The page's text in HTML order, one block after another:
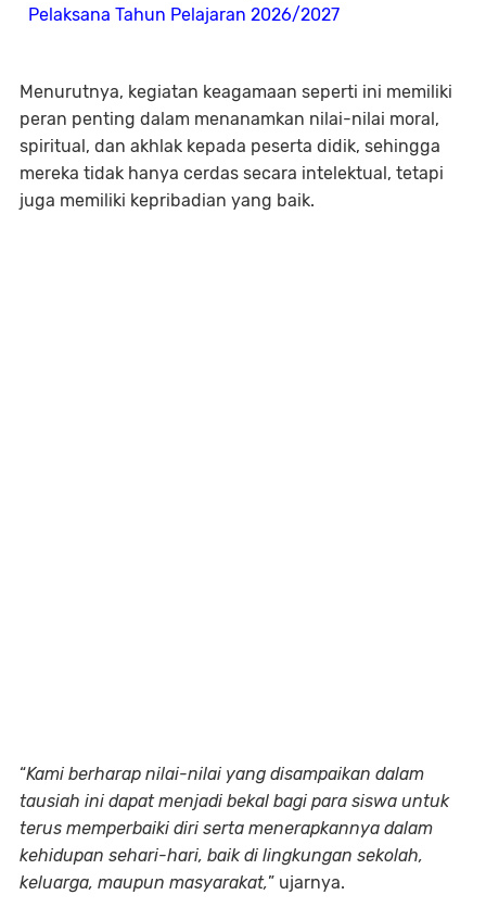
Pelaksana Tahun Pelajaran 2026/2027
Menurutnya, kegiatan keagamaan seperti ini memiliki
peran penting dalam menanamkan nilai-nilai moral,
spiritual, dan akhlak kepada peserta didik, sehingga
mereka tidak hanya cerdas secara intelektual, tetapi
juga memiliki kepribadian yang baik.
“Kami berharap nilai-nilai yang disampaikan dalam
tausiah ini dapat menjadi bekal bagi para siswa untuk
terus memperbaiki diri serta menerapkannya dalam
kehidupan sehari-hari, baik di lingkungan sekolah,
keluarga, maupun masyarakat,” ujarnya.